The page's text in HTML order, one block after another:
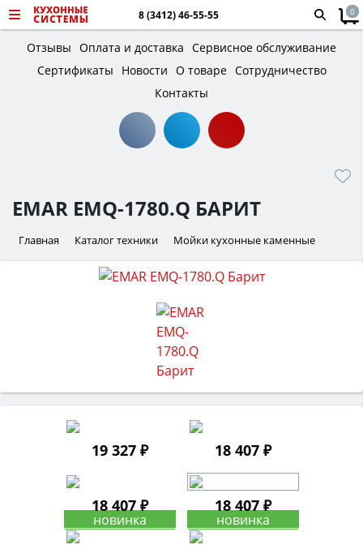
8 (3412) 46-55-55 0
Отзывы Оплата и доставка Сервисное обслуживание
Сертификаты
Новости О товаре Сотрудничество
Контакты
EMAR EMQ-1780.Q БАРИТ
Главная Каталог техники Мойки кухонные каменные
19 327 ₽ 18 407 ₽
18 407 ₽ 18 407 ₽